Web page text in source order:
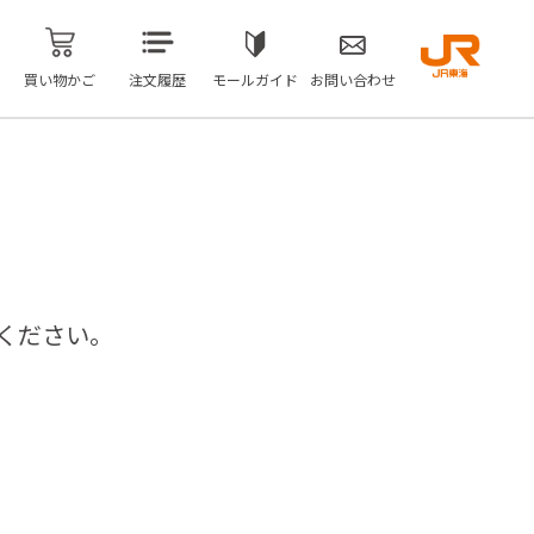
買い物かご 注文履歴 モールガイド お問い合わせ
さい。